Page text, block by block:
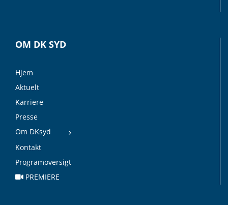
OM DK SYD
Hjem
Aktuelt
Karriere
Presse
Om DKsyd
Kontakt
Programoversigt
PREMIERE